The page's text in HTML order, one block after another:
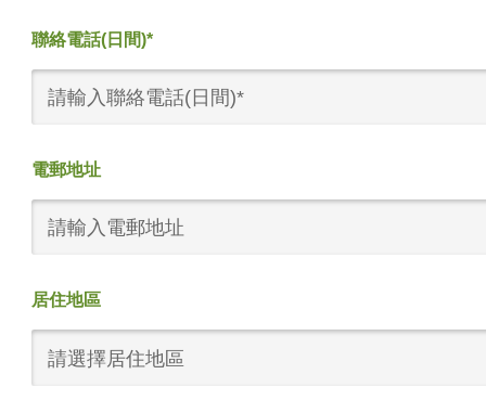
聯絡電話(日間)*
電郵地址
居住地區
請選擇居住地區